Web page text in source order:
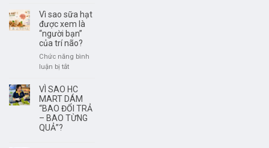
Điều
Quan
trọng
Thưởng
Thức
Thời
Điểm
NHÓM
NGƯỜI
NÊN
ĂN
CÁ
1–
2
LẦN/TUẦN
Vì sao sữa hạt
được xem là
“người bạn”
của trí não?
Chức năng bình
luận bị tắtở
sao
sữa
hạt
được
VÌ SAO HC
MART DÁM
“BAO ĐỔI TRẢ
– BAO TỪNG
QUẢ”?